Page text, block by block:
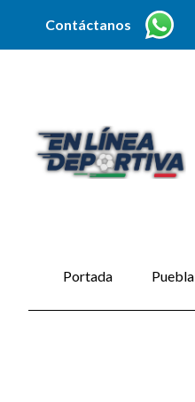
Contáctanos
Portada Puebla